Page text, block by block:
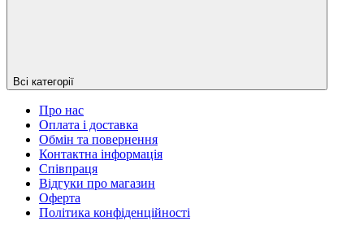
Всі категорії
Про нас
Оплата і доставка
Обмін та повернення
Контактна інформація
Співпраця
Відгуки про магазин
Оферта
Політика конфіденційності